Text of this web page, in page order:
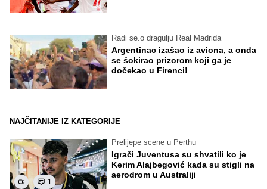
Radi se.o dragulju Real Madrida
Argentinac izašao iz aviona, a onda
se šokirao prizorom koji ga je
dočekao u Firenci!
NAJČITANIJE IZ KATEGORIJE
1
Prelijepe scene u Perthu
Igrači Juventusa su shvatili ko je
Kerim Alajbegović kada su stigli na
aerodrom u Australiji